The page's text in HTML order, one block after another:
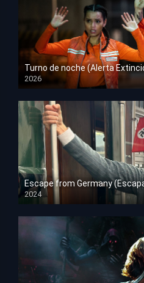
Turno de noche (Alerta
2026
HD 1080p
Escape from Germany
2024
HD 1080p